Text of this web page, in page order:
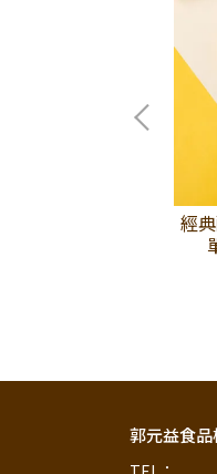
經
郭元益食